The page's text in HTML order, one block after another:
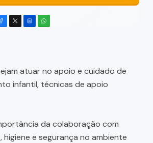
atuar no apoio e cuidado de
infantil, técnicas de apoio
da colaboração com
e segurança no ambiente